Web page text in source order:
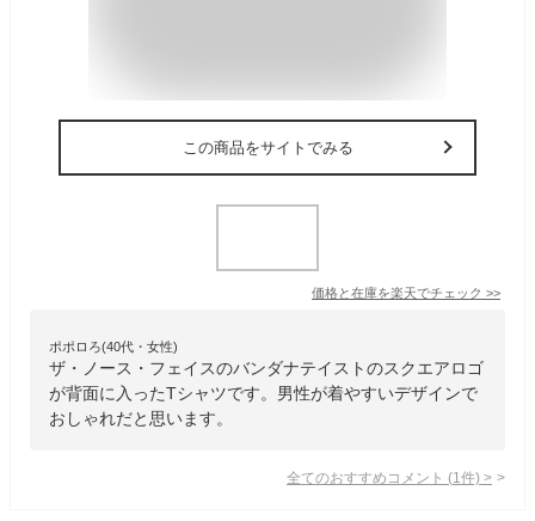
この商品をサイトでみる
価格と在庫を楽天でチェック >>
ポポロろ(40代・女性)
ザ・ノース・フェイスのバンダナテイストのスクエアロゴ
が背面に入ったTシャツです。男性が着やすいデザインで
おしゃれだと思います。
全てのおすすめコメント (1 件) >